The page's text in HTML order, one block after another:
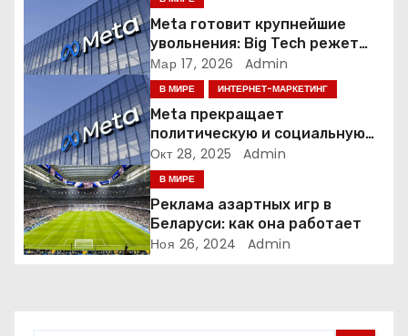
о
а
п
и
с
Meta готовит крупнейшие
увольнения: Big Tech режет
людей ради искусственного
интеллекта
Мар 17, 2026 Admin
В МИРЕ ИНТЕРНЕТ-МАРКЕТИНГ
Meta прекращает
политическую и социальную
рекламу в ЕС. Почему это
меняет рынок цифровой
рекламы?
Окт 28, 2025 Admin
В МИРЕ
Реклама азартных игр в
Беларуси: как она работает
Ноя 26, 2024 Admin